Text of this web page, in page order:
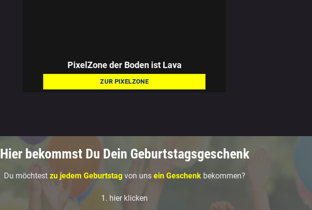
PixelZone der Boden ist Lava
ZUR PIXELZONE
Hier bekommst Du Dein Geburtstagsgeschenk
Du möchtest zu jedem Geburtstagvon uns ein Geschenkbekommen?
1. hier klicken